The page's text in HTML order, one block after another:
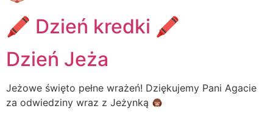
🖍 Dzień kredki 🖍
Dzień Jeża
Jeżowe święto pełne wrażeń! Dziękujemy Pani Agacie
za odwiedziny wraz z Jeżynką